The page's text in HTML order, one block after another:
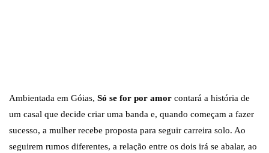
Ambientada em Góias, Só se for por amor contará a história de
um casal que decide criar uma banda e, quando começam a fazer
sucesso, a mulher recebe proposta para seguir carreira solo. Ao
seguirem rumos diferentes, a relação entre os dois irá se abalar, ao